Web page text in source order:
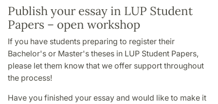
Publish your essay in LUP Student
Papers – open workshop
If you have students preparing to register their
Bachelor's or Master's theses in LUP Student Papers,
please let them know that we offer support throughout
the process!
Have you finished your essay and would like to make it